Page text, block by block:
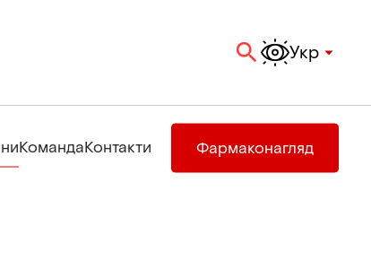
Укр
КомандаКонтакти Фармаконагляд